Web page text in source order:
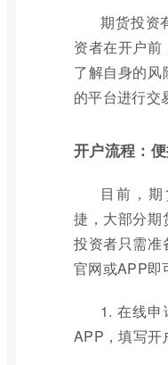
期货投资
资者在开户前
了解自身的
的平台进行交
开户流程：
目前，
捷，大部分期
投资者只需准
官网或APP即
1. 在线
APP，填写开